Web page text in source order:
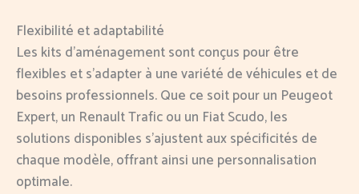
Flexibilité et adaptabilité
Les kits d’aménagement sont conçus pour être
flexibles et s’adapter à une variété de véhicules et de
besoins professionnels. Que ce soit pour un Peugeot
Expert, un Renault Trafic ou un Fiat Scudo, les
solutions disponibles s’ajustent aux spécificités de
chaque modèle, offrant ainsi une personnalisation
optimale.